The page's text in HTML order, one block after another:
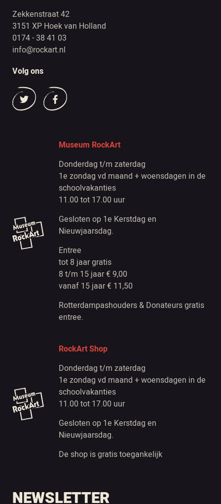
Zekkenstraat 42
3151 XP Hoek van Holland
0174 - 38 41 03
info@rockart.nl
Volg ons
Museum RockArt
Donderdag t/m zaterdag
1e zondag vd maand + woensdagen in de
schoolvakanties
11.00 tot 17.00 uur
Gesloten op 1e Kerstdag en
Nieuwjaarsdag.
Entree
tot 8 jaar gratis
8 t/m 15 jaar € 9,00
vanaf 15 jaar € 11,50
Rotterdampashouders & Donateurs gratis
entree.
RockArt Shop
Donderdag t/m zaterdag
1e zondag vd maand + woensdagen in de
schoolvakanties
11.00 tot 17.00 uur
Gesloten op 1e Kerstdag en
Nieuwjaarsdag.
De shop is gratis toegankelijk
NEWSLETTER